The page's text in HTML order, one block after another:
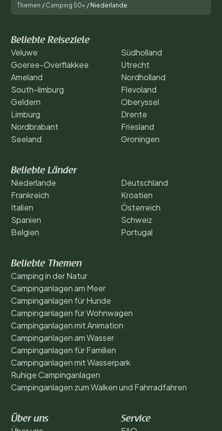
Themen / Camping 50+ / Niederlande
Beliebte Reiseziele
Veluwe
Goeree-Overflakkee
Ameland
South-limburg
Geldern
Limburg
Nordbrabant
Seeland
Südholland
Utrecht
Nordholland
Flevoland
Oberyssel
Drente
Friesland
Groningen
Beliebte Länder
Niederlande
Frankreich
Italien
Spanien
Belgien
Deutschland
Kroatien
Österreich
Schweiz
Portugal
Beliebte Themen
Camping in der Natur
Campinganlagen am Meer
Campinganlagen für Hunde
Campinganlagen für Wohnwagen
Campinganlagen mit Animation
Campinganlagen am Wasser
Campinganlagen für Familien
Campinganlagen mit Wasserpark
Ruhige Campinganlagen
Campinganlagen zum Walken und Fahrradfahren
Über uns Service